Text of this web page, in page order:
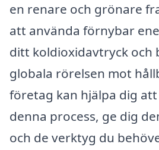
en renare och grönare
att använda förnybar
ditt koldioxidavtryck och
globala rörelsen mot
företag kan hjälpa dig
denna process, ge dig
och de verktyg du